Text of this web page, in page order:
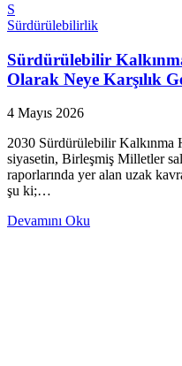
S
Sürdürülebilirlik
Sürdürülebilir
Olarak Neye Karşılık
4 Mayıs 2026
2030 Sürdürülebilir
siyasetin, Birleşmiş Milletler
raporlarında yer alan uzak
şu ki;…
Devamını Oku